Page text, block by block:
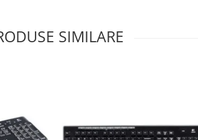
SIMILARE